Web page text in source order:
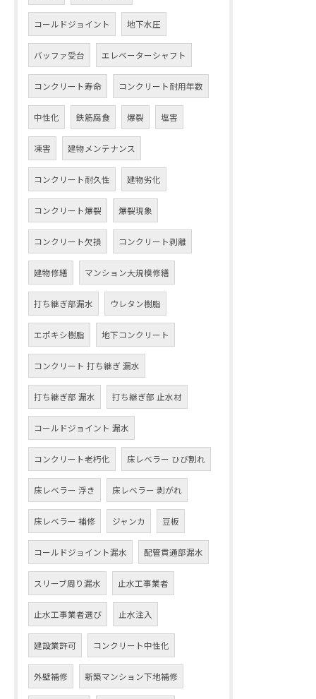
コールドジョイント 地下水圧
バッファ受台 エレベーターシャフト
コンクリート寿命 コンクリート耐用年数
中性化 鉄筋腐食 爆裂 塩害
凍害 建物メンテナンス
コンクリート耐久性 建物劣化
コンクリート爆裂 爆裂現象
コンクリート欠損 コンクリート剥離
建物修繕 マンション大規模修繕
打ち継ぎ部漏水 ウレタン樹脂
エポキシ樹脂 地下コンクリート
コンクリート 打ち継ぎ 漏水
打ち継ぎ部 漏水 打ち継ぎ部 止水材
コールドジョイント 漏水
コンクリート老朽化 床レベラー ひび割れ
床レベラー 浮き 床レベラー 剥がれ
床レベラー 補修 ジャンカ 豆板
コールドジョイント漏水 配管貫通部漏水
スリーブ周り漏水 止水工事業者
止水工事業者選び 止水注入
建設業許可 コンクリート中性化
外壁補修 新築マンション下地補修